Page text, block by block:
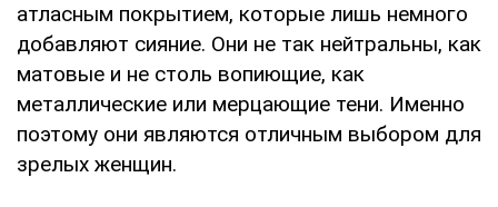
атласным покрытием, которые лишь немного
добавляют сияние. Они не так нейтральны, как
матовые и не столь вопиющие, как
металлические или мерцающие тени. Именно
поэтому они являются отличным выбором для
зрелых женщин.